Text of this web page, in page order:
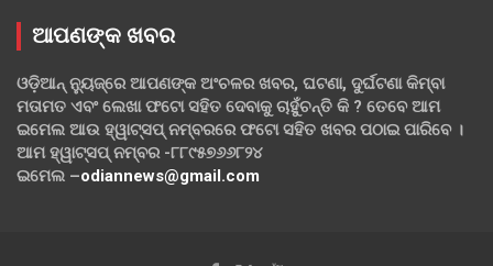
ଆପଣଙ୍କ ଖବର
ଓଡ଼ିଆନ୍ ନ୍ୟୁଜ୍‌ରେ ଆପଣଙ୍କ ଅଂଚଳର ଖବର, ଘଟଣା, ଦୁର୍ଘଟଣା କିମ୍ବା
ମତାମତ ଏବଂ ଲେଖା ଫଟୋ ସହିତ ଦେବାକୁ ଚାହୁଁଚନ୍ତି କି ? ତେବେ ଆମ
ଇମେଲ ଆଉ ହ୍ୱାଟ୍‌ସପ୍ ନମ୍ବରରେ ଫଟୋ ସହିତ ଖବର ପଠାଇ ପାରିବେ ।
ଆମ ହ୍ୱାଟ୍‌ସପ୍ ନମ୍ବର -୮୮୯୫୭୬୬୮୨୪
ଇମେଲ –odiannews@gmail.com